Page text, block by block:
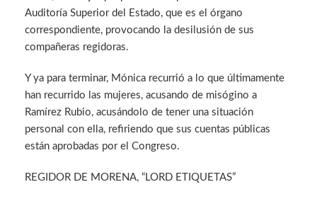
Auditoría Superior del Estado, que es el órgano
correspondiente, provocando la desilusión de sus
compañeras regidoras.
Y ya para terminar, Mónica recurrió a lo que últimamente
han recurrido las mujeres, acusando de misógino a
Ramírez Rubio, acusándolo de tener una situación
personal con ella, refiriendo que sus cuentas públicas
están aprobadas por el Congreso.
REGIDOR DE MORENA, “LORD ETIQUETAS”